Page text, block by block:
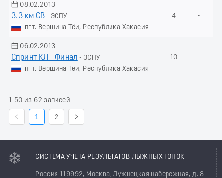
08.02.2013
3.3 км СВ - ЭСПУ
пгт. Вершина Тёи, Республика Хакасия
4 -
06.02.2013
Спринт КЛ - Финал - ЭСПУ
пгт. Вершина Тёи, Республика Хакасия
10 -
1-50 из 62 записей
1 2
СИСТЕМА УЧЕТА РЕЗУЛЬТАТОВ ЛЫЖНЫХ ГОНОК
Россия 119992, Москва, Лужнецкая набережная, д. 8